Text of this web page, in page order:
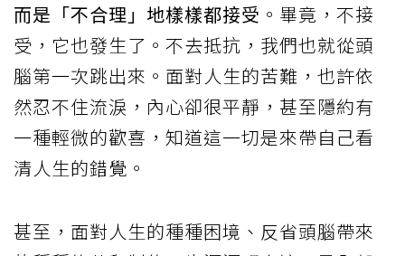
而是「不合理」地樣樣都接受 。畢竟，不接
受，它也發生了。不去抵抗，我們也就從頭
腦第一次跳出來。面對人生的苦難，也許依
然忍不住流淚，內心卻很平靜，甚至隱約有
一種輕微的歡喜，知道這一切是來帶自己看
清人生的錯覺。
甚至，面對人生的種種困境、反省頭腦帶來